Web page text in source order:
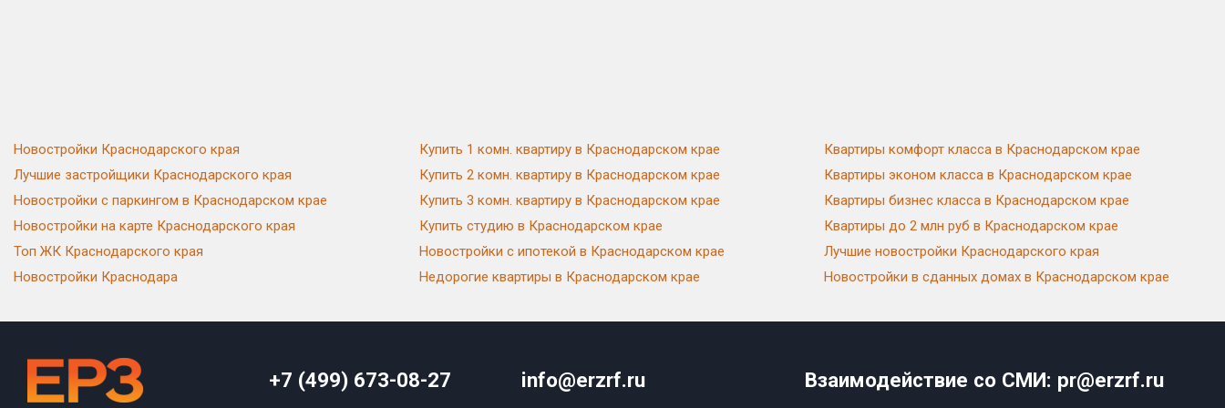
Новостройки Краснодарского края
Лучшие застройщики Краснодарского края
Новостройки с паркингом в Краснодарском крае
Новостройки на карте Краснодарского края
Топ ЖК Краснодарского края
Новостройки Краснодара
Купить 1 комн. квартиру в Краснодарском крае
Купить 2 комн. квартиру в Краснодарском крае
Купить 3 комн. квартиру в Краснодарском крае
Купить студию в Краснодарском крае
Новостройки с ипотекой в Краснодарском крае
Недорогие квартиры в Краснодарском крае
Квартиры комфорт класса в Краснодарском крае
Квартиры эконом класса в Краснодарском крае
Квартиры бизнес класса в Краснодарском крае
Квартиры до 2 млн руб в Краснодарском крае
Лучшие новостройки Краснодарского края
Новостройки в сданных домах в Краснодарском крае
+7 (499) 673-08-27 info@erzrf.ru Взаимодействие со СМИ: pr@erzrf.ru